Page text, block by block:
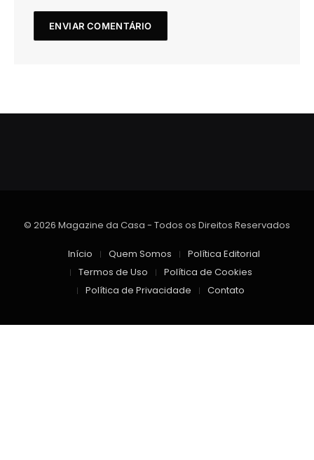
© 2026 Magazine da Casa - Todos os Direitos Reservados
Início Quem Somos
Política Editorial
Termos de Uso
Política de Cookies
Política de Privacidade
Contato